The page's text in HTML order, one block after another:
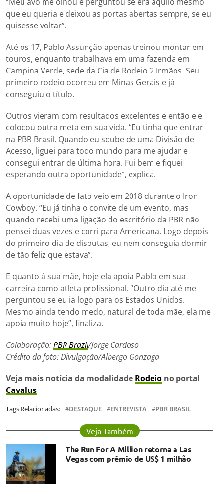
que eu queria e deixou as portas abertas sempre, se eu
quisesse voltar”.
Até os 17, Pablo Assunção apenas treinou montar em
touros, enquanto trabalhava em uma fazenda em
Campina Verde, sede da Cia de Rodeio 2 Irmãos. Seu
primeiro rodeio ocorreu em Minas Gerais e já
conseguiu o título.
Outros vieram com resultados excelentes e então ele
colocou outra meta em sua vida. “Eu tinha que entrar
na PBR Brasil. Quando eu soube de uma Divisão de
Acesso, liguei para todo mundo para me ajudar e
consegui entrar de última hora. Fui bem e fiquei
esperando outra oportunidade”, explica.
A oportunidade de fato veio em 2018 durante o Iron
Cowboy. “Eu já tinha o convite de um evento, mas
quando recebi uma ligação do escritório da PBR não
pensei duas vezes e corri para Americana. Logo depois
do primeiro dia de disputas, eu nem conseguia dormir
de tão feliz que estava”.
E quanto à sua mãe, hoje ela apoia Pablo em sua
carreira como atleta profissional. “Outro dia até me
perguntou se eu ia logo para os Estados Unidos.
Mesmo ainda tendo medo, natural de toda mãe, ela me
apoia muito hoje”, finaliza.
Colaboração:PBR Brazil/Jorge Cardoso
Crédito da foto: Divulgação/Albergo Gonzaga
Veja mais notícia da modalidade Rodeio no portal
Cavalus
Tags Relacionadas: DESTAQUE ENTREVISTA PBR BRASIL
Veja Também
The Run For A Million retorna a Las
Vegas com prêmio de US$ 1 milhão